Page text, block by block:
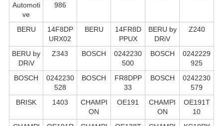
Automoti
ve
986
BERU
14F8DP
URX02
BERU
14FR8D
PPUX
BERU by
DRiV
Z240
BERU by
DRiV
Z343 BOSCH
0242230
500
BOSCH
0242229
925
BOSCH
0242230
528
BOSCH
FR8DPP
33
BOSCH
0242230
579
BRISK
1403
CHAMPI
ON
OE191
CHAMPI
ON
OE191T
10